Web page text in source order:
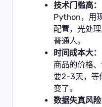
技术门槛高：
Python，用
配置，光处
普通人。
时间成本大：
商品的价格
要2-3天，等
变了。
数据失真风险